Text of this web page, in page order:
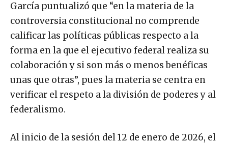
García puntualizó que “en la materia de la
controversia constitucional no comprende
calificar las políticas públicas respecto a la
forma en la que el ejecutivo federal realiza su
colaboración y si son más o menos benéficas
unas que otras”, pues la materia se centra en
verificar el respeto a la división de poderes y al
federalismo.
Al inicio de la sesión del 12 de enero de 2026, el